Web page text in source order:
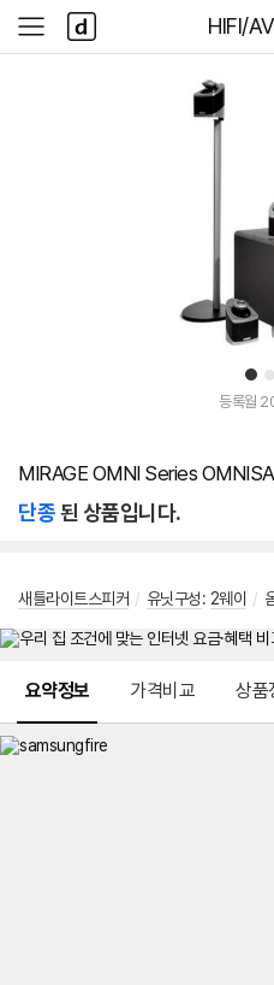
다나와
HIFI/
사
이
다
나
와
1 2
등록월
MIRAGE OMNI Series
단종된 상품입니다.
새틀라이트스피커 / 유닛구성: 2웨이 /
요약정보 가격비교 상품